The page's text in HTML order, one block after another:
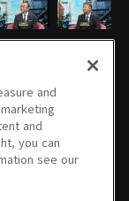
병찬 김영규
06/24/2022 • 33분
영원 김영완
and
and
you can
see our